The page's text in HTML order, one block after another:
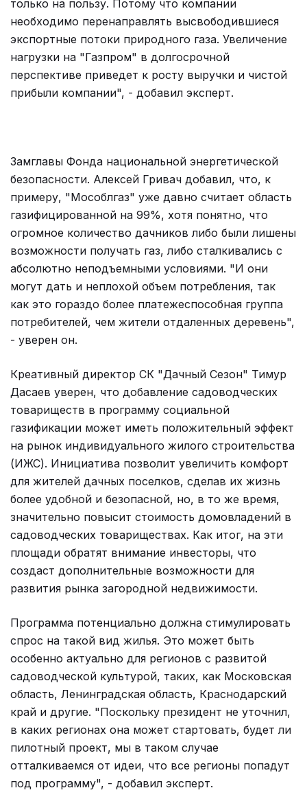
только на пользу. Потому что компании
необходимо перенаправлять высвободившиеся
экспортные потоки природного газа. Увеличение
нагрузки на "Газпром" в долгосрочной
перспективе приведет к росту выручки и чистой
прибыли компании", - добавил эксперт.
Замглавы Фонда национальной энергетической
безопасности. Алексей Гривач добавил, что, к
примеру, "Мособлгаз" уже давно считает область
газифицированной на 99%, хотя понятно, что
огромное количество дачников либо были лишены
возможности получать газ, либо сталкивались с
абсолютно неподъемными условиями. "И они
могут дать и неплохой объем потребления, так
как это гораздо более платежеспособная группа
потребителей, чем жители отдаленных деревень",
- уверен он.
Креативный директор СК "Дачный Сезон" Тимур
Дасаев уверен, что добавление садоводческих
товариществ в программу социальной
газификации может иметь положительный эффект
на рынок индивидуального жилого строительства
(ИЖС). Инициатива позволит увеличить комфорт
для жителей дачных поселков, сделав их жизнь
более удобной и безопасной, но, в то же время,
значительно повысит стоимость домовладений в
садоводческих товариществах. Как итог, на эти
площади обратят внимание инвесторы, что
создаст дополнительные возможности для
развития рынка загородной недвижимости.
Программа потенциально должна стимулировать
спрос на такой вид жилья. Это может быть
особенно актуально для регионов с развитой
садоводческой культурой, таких, как Московская
область, Ленинградская область, Краснодарский
край и другие. "Поскольку президент не уточнил,
в каких регионах она может стартовать, будет ли
пилотный проект, мы в таком случае
отталкиваемся от идеи, что все регионы попадут
под программу", - добавил эксперт.